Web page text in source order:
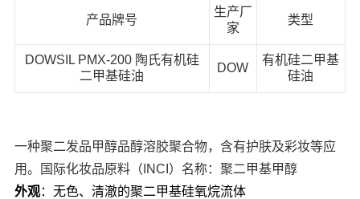
产品牌号
生产厂
家
类型
DOWSIL PMX-200 陶氏有机硅
二甲基硅油
DOW
有机硅二甲基
硅油
一种聚二发品甲醇品醇溶胶聚合物，含有护肤及彩妆等应
用。
国际化妆品原料（ INCI）名称：聚二甲基甲醇
外观：无色、清澈的聚二甲基硅氧烷流体